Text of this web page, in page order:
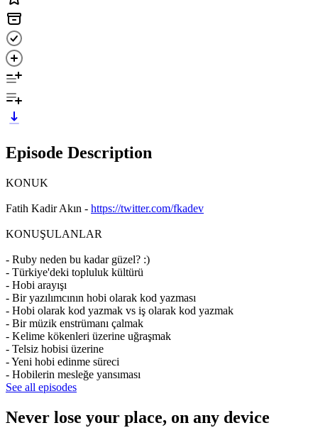
Episode Description
KONUK
Fatih Kadir Akın - https://twitter.com/fkadev
KONUŞULANLAR
- Ruby neden bu kadar güzel? :)
- Türkiye'deki topluluk kültürü
- Hobi arayışı
- Bir yazılımcının hobi olarak kod yazması
- Hobi olarak kod yazmak vs iş olarak kod yazmak
- Bir müzik enstrümanı çalmak
- Kelime kökenleri üzerine uğraşmak
- Telsiz hobisi üzerine
- Yeni hobi edinme süreci
- Hobilerin mesleğe yansıması
See all episodes
Never lose your place, on any device